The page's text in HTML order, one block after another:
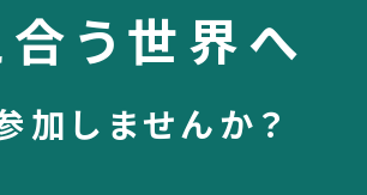
う世界へ
加しませんか？